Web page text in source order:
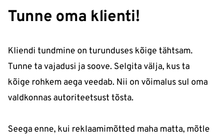
Tunne oma klienti!
Kliendi tundmine on turunduses kõige tähtsam.
Tunne ta vajadusi ja soove. Selgita välja, kus ta
kõige rohkem aega veedab. Nii on võimalus sul oma
valdkonnas autoriteetsust tõsta.
Seega enne, kui reklaamimõtted maha matta, mõtle